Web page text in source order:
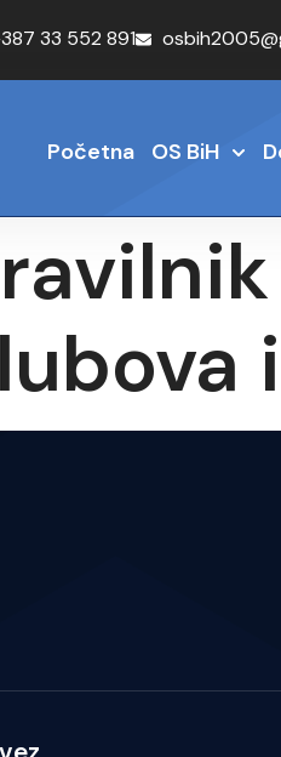
33 552 891
Početna OS BiH